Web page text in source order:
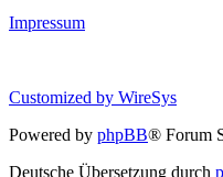
Impressum
Customized by WireSys
Powered by phpBB® Forum
Deutsche Übersetzung durch